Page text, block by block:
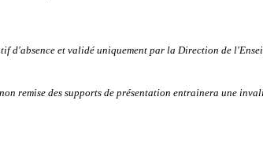
et validé uniquement par la Direction de
remise des supports de présentation entrainera une